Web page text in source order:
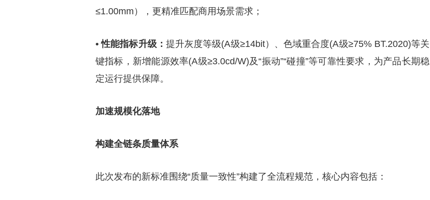
≤1.00mm），更精准匹配商用场景需求；
• 性能指标升级： 提升灰度等级(A级≥14bit）、色域重合度(A级≥75% BT.2020)等关
键指标，新增能源效率(A级≥3.0cd/W)及“振动”“碰撞”等可靠性要求，为产品长期稳
定运行提供保障。
加速规模化落地
构建全链条质量体系
此次发布的新标准围绕“质量一致性”构建了全流程规范，核心内容包括：